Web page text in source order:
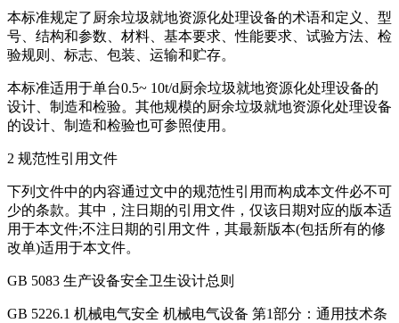
本标准规定了厨余垃圾就地资源化处理设备的术语和定义、型
号、结构和参数、材料、基本要求、性能要求、试验方法、检
验规则、标志、包装、运输和贮存。
本标准适用于单台0.5~ 10t/d厨余垃圾就地资源化处理设备的
设计、制造和检验。其他规模的厨余垃圾就地资源化处理设备
的设计、制造和检验也可参照使用。
2 规范性引用文件
下列文件中的内容通过文中的规范性引用而构成本文件必不可
少的条款。其中，注日期的引用文件，仅该日期对应的版本适
用于本文件;不注日期的引用文件，其最新版本(包括所有的修
改单)适用于本文件。
GB 5083 生产设备安全卫生设计总则
GB 5226.1 机械电气安全 机械电气设备 第1部分：通用技术条